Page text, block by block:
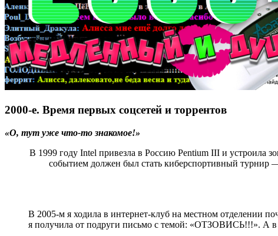
2000-е. Время первых соцсетей и торрентов
«О, тут уже что-то знакомое!»
В 1999 году Intel привезла в Россию Pentium III и устроила
событием должен был стать киберспортивный турнир
В 2005-м я ходила в интернет-клуб на местном отделении
я получила от подруги письмо с темой: «ОТЗОВИСЬ!!!». А в